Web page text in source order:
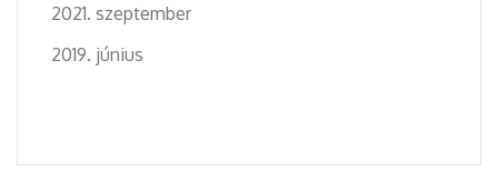
2021. szeptember
2019. június